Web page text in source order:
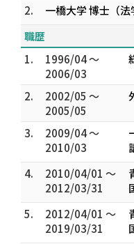
2.
一橋大学 博士（法
職歴
1.
1996/04 ～
2006/03
2.
2002/05 ～
2005/05
3.
2009/04 ～
2010/03
4.
2010/04/01 ～
2012/03/31
5.
2012/04/01 ～
2019/03/31